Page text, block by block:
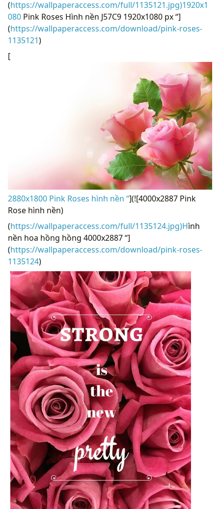
(https://wallpaperaccess.com/full/1135121.jpg)1920x1
080 Pink Roses Hình nền J57C9 1920x1080 px “]
(https://wallpaperaccess.com/download/pink-roses-
1135121)
[
2880x1800 Pink Roses hình nền “](![4000x2887 Pink
Rose hình nền)
(https://wallpaperaccess.com/full/1135124.jpg)Hình
nền hoa hồng hồng 4000x2887 “]
(https://wallpaperaccess.com/download/pink-roses-
1135124)